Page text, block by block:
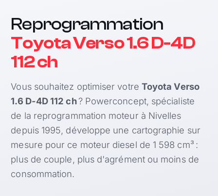
Reprogrammation
Toyota Verso 1.6 D-4D
112 ch
Vous souhaitez optimiser votre Toyota Verso
1.6 D-4D 112 ch? Powerconcept, spécialiste
de la reprogrammation moteur à Nivelles
depuis 1995, développe une cartographie sur
mesure pour ce moteur diesel de 1 598 cm³ :
plus de couple, plus d'agrément ou moins de
consommation.